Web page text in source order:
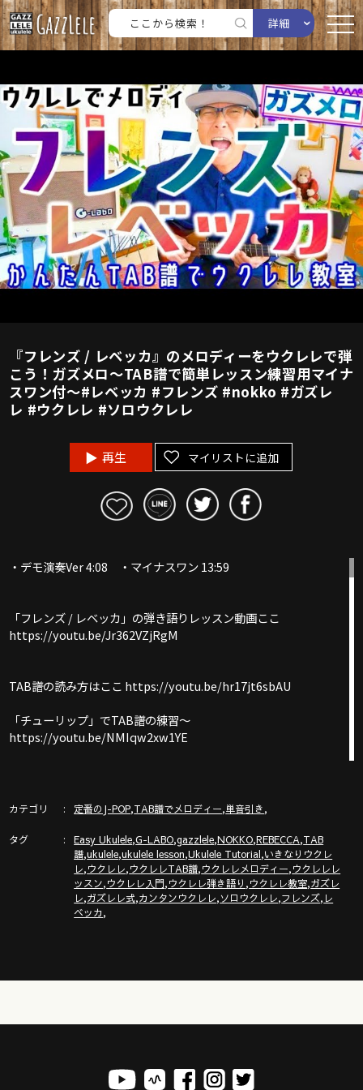
詳細
『フレンズ / レベッカ』のメロディーをウクレレで弾
こう！ガズメロ〜TAB譜で簡単レッスン練習用マイナ
スワン付〜#レベッカ #フレンズ #nokko #ガズレ
レ #ウクレレ #ソロウクレレ
再生 マイリストに追加
・デモ演奏Ver 4:08 ・マイナスワン 13:59
「フレンズ / レベッカ」の弾き語りレッスン動画ここ
https://youtu.be/Jr362VZjRgM
TAB譜の読み方はここ https://youtu.be/hr17jt6sbAU
「チューリップ」でTAB譜の練習〜
https://youtu.be/NMIqw2xw1YE
https://youtu.be/qr6i1kkgCTs
ウクレレのメロディーが輝く３つの裏技（ヴィブラート他）
https://youtu.be/ZlWOeMx4rJ8
カテゴリ 定番のJ-POP,TAB譜でメロディー,単音引き,
タグ Easy Ukulele,G-LABO,gazzlele,NOKKO,REBECCA,TAB
譜,ukulele,ukulele lesson,Ukulele Tutorial,いきなりウクレ
レ,ウクレレ,ウクレレTAB譜,ウクレレメロディー,ウクレレレ
ッスン,ウクレレ入門,ウクレレ弾き語り ,ウクレレ教室,ガズレ
レ,ガズレレ式,カンタンウクレレ,ソロウクレレ,フレンズ, レ
ベッカ,